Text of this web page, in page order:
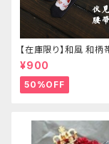
【在庫限り】和風 和柄
イ/リボン（狐面/金魚
¥900
50%OFF